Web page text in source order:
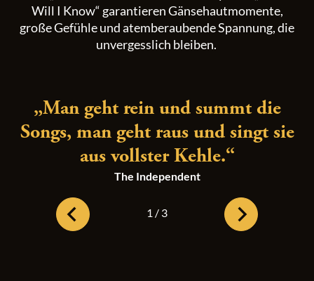
Will I Know“ garantieren Gänsehautmomente,
große Gefühle und atemberaubende Spannung, die
unvergesslich bleiben.
„Man geht rein und summt die
Songs, man geht raus und singt sie
aus vollster Kehle.“
The Independent
Vorheriges Bild Nächstes Bild
1 / 3